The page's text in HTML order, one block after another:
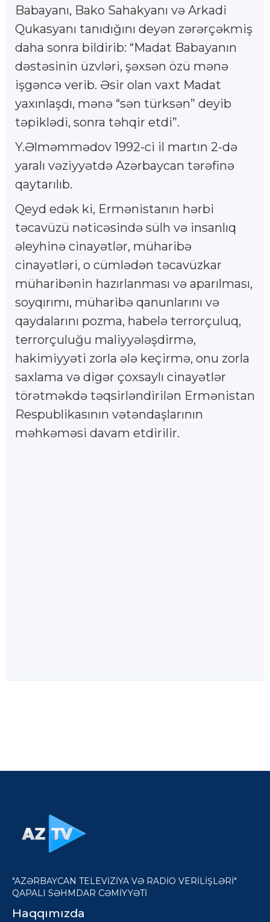
Babayanı, Bako Sahakyanı və Arkadi
Qukasyanı tanıdığını deyən zərərçəkmiş
daha sonra bildirib: “Madat Babayanın
dəstəsinin üzvləri, şəxsən özü mənə
işgəncə verib. Əsir olan vaxt Madat
yaxınlaşdı, mənə “sən türksən” deyib
təpiklədi, sonra təhqir etdi”.
Y.Əlməmmədov 1992-ci il martın 2-də
yaralı vəziyyətdə Azərbaycan tərəfinə
qaytarılıb.
Qeyd edək ki, Ermənistanın hərbi
təcavüzü nəticəsində sülh və insanlıq
əleyhinə cinayətlər, müharibə
cinayətləri, o cümlədən təcavüzkar
müharibənin hazırlanması və aparılması,
soyqırımı, müharibə qanunlarını və
qaydalarını pozma, habelə terrorçuluq,
terrorçuluğu maliyyələşdirmə,
hakimiyyəti zorla ələ keçirmə, onu zorla
saxlama və digər çoxsaylı cinayətlər
törətməkdə təqsirləndirilən Ermənistan
Respublikasının vətəndaşlarının
məhkəməsi davam etdirilir.
"AZƏRBAYCAN TELEVİZİYA VƏ RADİO VERİLİŞLƏRİ"
QAPALI SƏHMDAR CƏMİYYƏTİ
Haqqımızda